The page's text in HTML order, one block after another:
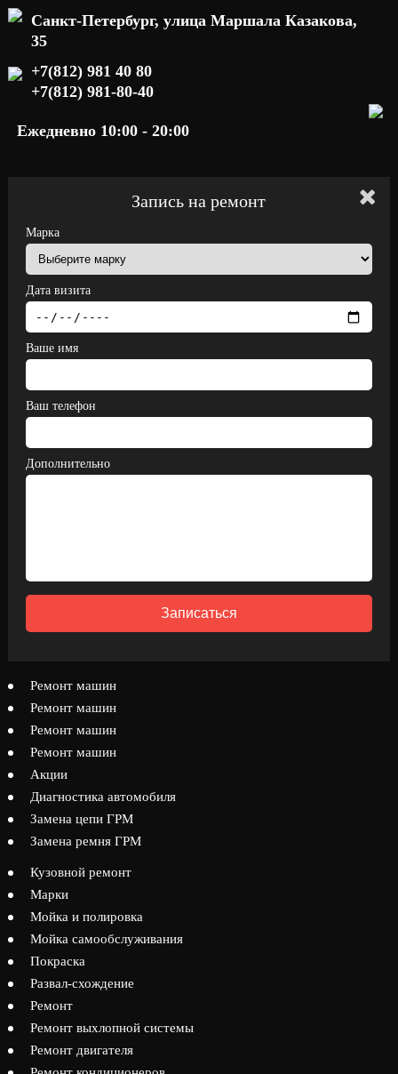
Санкт-Петербург, улица Маршала Казакова,
35
+7(812) 981 40 80
+7(812) 981-80-40
Ежедневно 10:00 - 20:00
Запись на ремонт
Марка
Дата визита
Ваше имя
Ваш телефон
Дополнительно
Записаться
Ремонт машин
Ремонт машин
Ремонт машин
Ремонт машин
Акции
Диагностика автомобиля
Замена цепи ГРМ
Замена ремня ГРМ
Кузовной ремонт
Марки
Мойка и полировка
Мойка самообслуживания
Покраска
Развал-схождение
Ремонт
Ремонт выхлопной системы
Ремонт двигателя